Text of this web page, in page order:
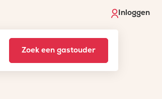
Inloggen
Zoek een gastouder